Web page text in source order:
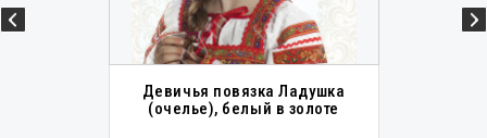
Девичья повязка Ладушка
(очелье), белый в золоте